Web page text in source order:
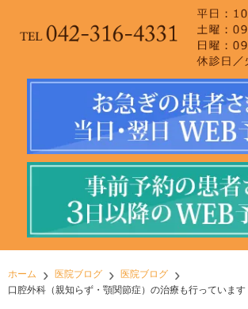
ホーム 医院ブログ
医院ブログ
口腔外科（親知らず・顎関節症）の治療も行っています